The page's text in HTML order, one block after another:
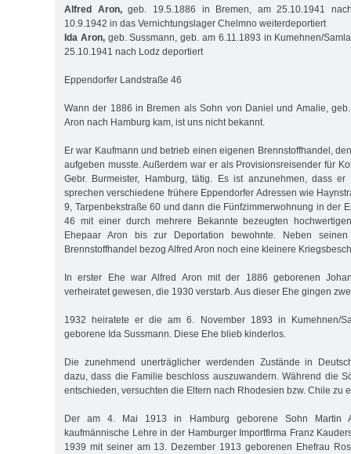
Alfred Aron,geb. 19.5.1886 in Bremen, am 25.10.1941
10.9.1942 in das Vernichtungslager Chelmno weiterdeportiert
Ida Aron,geb. Sussmann, geb. am 6.11.1893 in Kumehnen/
25.10.1941 nach Lodz deportiert
Eppendorfer Landstraße 46
Wann der 1886 in Bremen als Sohn von Daniel und Amalie,
Aron nach Hamburg kam, ist uns nicht bekannt.
Er war Kaufmann und betrieb einen eigenen Brennstoffhandel,
auf­geben musste. Außerdem war er als Provisionsreisender für
Gebr. Burmeister, Hamburg, tätig. Es ist anzunehmen, dass
sprechen verschiedene frühere Eppendorfer Adressen wie
9, Tarpenbekstraße 60 und dann die Fünfzimmerwohnung in der
46 mit einer durch mehrere Bekannte bezeugten
Ehepaar Aron bis zur Deportation bewohnte. Neben
Brennstoffhandel bezog Alfred Aron noch eine kleinere
In erster Ehe war Alfred Aron mit der 1886 geborenen
verheiratet gewesen, die 1930 verstarb. Aus dieser Ehe gingen
1932 heiratete er die am 6. November 1893 in Kumehnen/
geborene Ida Sussmann. Diese Ehe blieb kinderlos.
Die zunehmend unerträglicher werdenden Zustände in
dazu, dass die Familie beschloss auszuwandern. Während die
entschieden, versuchten die Eltern nach Rhodesien bzw. Chile zu
Der am 4. Mai 1913 in Hamburg geborene Sohn Martin
kaufmännische Lehre in der Hamburger Importfirma Franz
1939 mit seiner am 13. Dezember 1913 geborenen Ehefrau